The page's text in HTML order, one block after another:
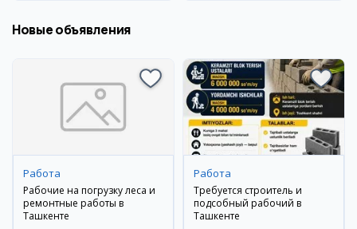
Новые объявления
Работа
Рабочие на погрузку леса и
ремонтные работы в
Ташкенте
Работа
Требуется строитель и
подсобный рабочий в
Ташкенте